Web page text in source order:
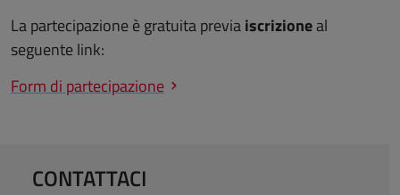
La partecipazione è gratuita previaiscrizioneal
seguente link:
Form di partecipazione
CONTATTACI